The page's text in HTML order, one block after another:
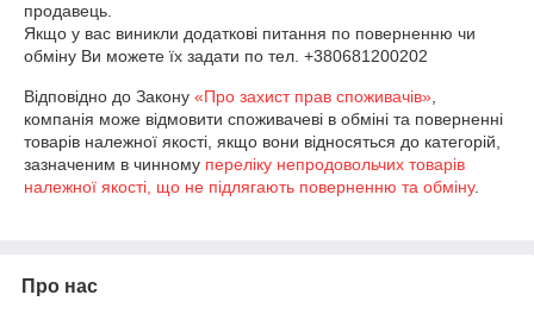
продавець.
Якщо у вас виникли додаткові питання по поверненню чи
обміну Ви можете їх задати по тел. +380681200202
Відповідно до Закону «Про захист прав споживачів»
компанія може відмовити споживачеві в обміні та поверненні
товарів належної якості, якщо вони відносяться до категорій,
зазначеним в чинному переліку непродовольчих товарів
належної якості, що не підлягають поверненню та обміну.
Про нас